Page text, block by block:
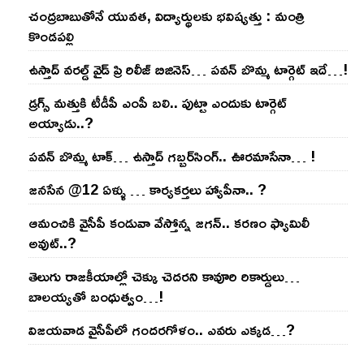
చంద్ర‌బాబుతోనే యువ‌త‌, విద్యార్థుల‌కు భ‌విష్య‌త్తు : మంత్రి
కొండ‌ప‌ల్లి
ఉస్తాద్ వ‌ర‌ల్డ్ వైడ్ ప్రి రిలీజ్ బిజినెస్‌… ప‌వ‌న్ బొమ్మ టార్గెట్ ఇదే…!
డ్రగ్స్ మత్తుకి టీడీపీ ఎంపీ బలి.. పుట్టా ఎందుకు టార్గెట్
అయ్యాడు..?
ప‌వ‌న్ బొమ్మ టాక్‌… ఉస్తాద్ గ‌బ్బ‌ర్‌సింగ్‌.. ఊర‌మాసేనా… !
జనసేన @12 ఏళ్ళు … కార్యకర్తలు హ్యాపీనా.. ?
ఆమంచికి వైసీపీ కండువా వేస్తోన్న జ‌గ‌న్‌.. క‌ర‌ణం ఫ్యామిలీ
అవుట్‌..?
తెలుగు రాజ‌కీయాల్లో చెక్కు చెద‌ర‌ని కావూరి రికార్డులు…
బాల‌య్యతో బంధుత్వం…!
విజ‌య‌వాడ వైసీపీలో గంద‌ర‌గోళం.. ఎవ‌రు ఎక్క‌డ‌…?